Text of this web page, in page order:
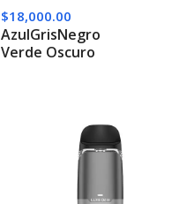
$18,000.00
AzulGrisNegro
Verde Oscuro